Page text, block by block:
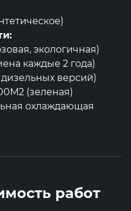
экологичная)
каждые 2 года)
дизельных версий)
(зеленая)
охлаждающая
работ